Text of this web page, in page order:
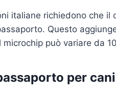
italiane richiedono che il
Questo
può variare da
per